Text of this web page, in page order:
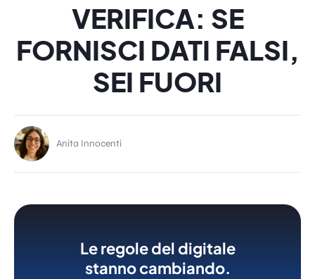
VERIFICA: SE
FORNISCI DATI FALSI,
SEI FUORI
Anita Innocenti
Le regole del digitale
stanno cambiando.